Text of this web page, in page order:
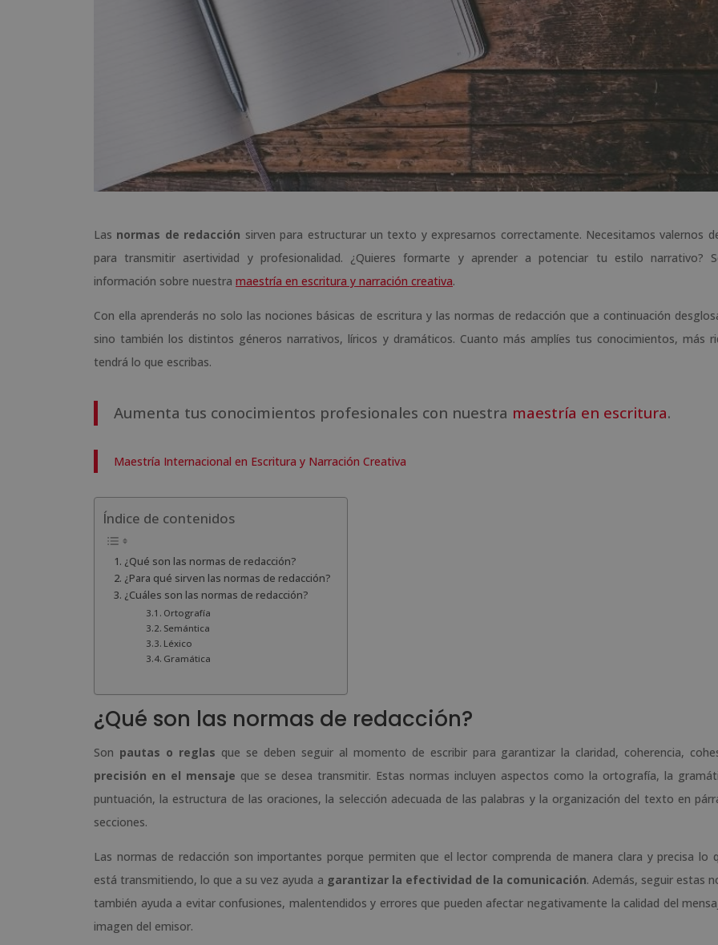
Las normas de redacción sirven para estructurar un texto y expresarnos correctamente. Necesitamos valernos
para transmitir asertividad y profesionalidad. ¿Quieres formarte y aprender a potenciar tu estilo narrativo?
información sobre nuestra maestría en escritura y narración creativa.
Con ella aprenderás no solo las nociones básicas de escritura y las normas de redacción que a continuación
sino también los distintos géneros narrativos, líricos y dramáticos. Cuanto más amplíes tus conocimientos, más
tendrá lo que escribas.
Aumenta tus conocimientos profesionales con nuestra maestría en escritura.
Maestría Internacional en Escritura y Narración Creativa
Índice de contenidos
¿Qué son las normas de redacción?
¿Para qué sirven las normas de redacción?
¿Cuáles son las normas de redacción?
Ortografía
Semántica
Léxico
Gramática
¿Qué son las normas de redacción?
Son pautas o reglas que se deben seguir al momento de escribir para garantizar la claridad, coherencia,
precisión en el mensaje que se desea transmitir. Estas normas incluyen aspectos como la ortografía, la
puntuación, la estructura de las oraciones, la selección adecuada de las palabras y la organización del texto en
secciones.
Las normas de redacción son importantes porque permiten que el lector comprenda de manera clara y precisa lo
está transmitiendo, lo que a su vez ayuda a garantizar la efectividad de la comunicación. Además, seguir estas
también ayuda a evitar confusiones, malentendidos y errores que pueden afectar negativamente la calidad del
imagen del emisor.